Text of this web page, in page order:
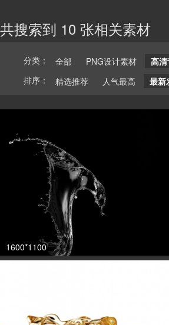
共搜索到 10 张相关素材
分类： 全部 PNG设计素材
高
排序：
精选推荐 人气最高 最新
1600*1100